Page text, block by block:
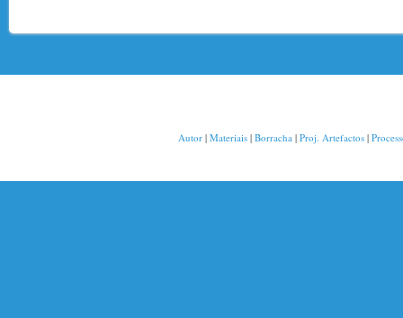
Autor |Materiais |Borracha |Proj. Artefactos|